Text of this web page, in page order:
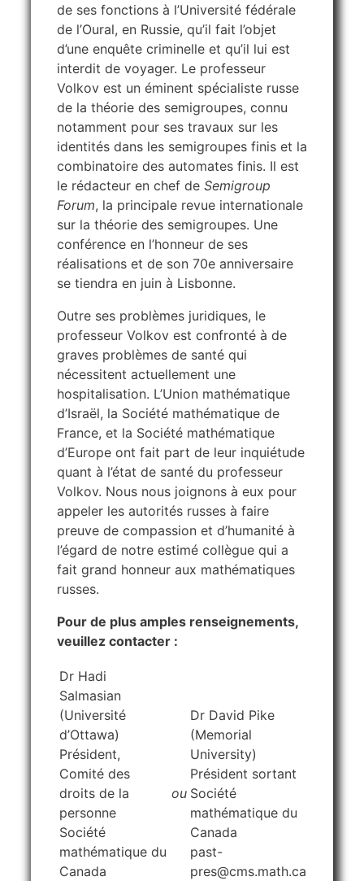
de ses fonctions à l’Université fédérale
de l’Oural, en Russie, qu’il fait l’objet
d’une enquête criminelle et qu’il lui est
interdit de voyager. Le professeur
Volkov est un éminent spécialiste russe
de la théorie des semigroupes, connu
notamment pour ses travaux sur les
identités dans les semigroupes finis et la
combinatoire des automates finis. Il est
le rédacteur en chef de Semigroup
Forum, la principale revue internationale
sur la théorie des semigroupes. Une
conférence en l’honneur de ses
réalisations et de son 70e anniversaire
se tiendra en juin à Lisbonne.
Outre ses problèmes juridiques, le
professeur Volkov est confronté à de
graves problèmes de santé qui
nécessitent actuellement une
hospitalisation. L’Union mathématique
d’Israël, la Société mathématique de
France, et la Société mathématique
d’Europe ont fait part de leur inquiétude
quant à l’état de santé du professeur
Volkov. Nous nous joignons à eux pour
appeler les autorités russes à faire
preuve de compassion et d’humanité à
l’égard de notre estimé collègue qui a
fait grand honneur aux mathématiques
russes.
Pour de plus amples renseignements,
veuillez contacter :
Dr Hadi
Salmasian
(Université
d’Ottawa)
Président,
Comité des
droits de la
personne
Société
mathématique du
Canada
ou
Dr David Pike
(Memorial
University)
Président sortant
Société
mathématique du
Canada
past-
pres@cms.math.ca